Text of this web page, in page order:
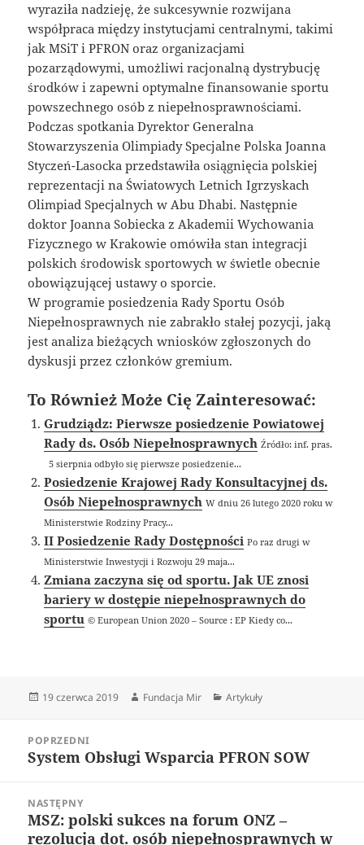
wyraziła nadzieję, że sukcesywnie rozwijana
współpraca między instytucjami centralnymi, takimi
jak MSiT i PFRON oraz organizacjami
pozarządowymi, umożliwi racjonalną dystrybucję
środków i zapewni optymalne finansowanie sportu
powszechnego osób z niepełnosprawnościami.
Podczas spotkania Dyrektor Generalna
Stowarzyszenia Olimpiady Specjalne Polska Joanna
Styczeń-Lasocka przedstawiła osiągnięcia polskiej
reprezentacji na Światowych Letnich Igrzyskach
Olimpiad Specjalnych w Abu Dhabi. Następnie
doktor Joanna Sobiecka z Akademii Wychowania
Fizycznego w Krakowie omówiła stan integracji
polskich środowisk sportowych w świetle obecnie
obowiązującej ustawy o sporcie.
W programie posiedzenia Rady Sportu Osób
Niepełnosprawnych nie zabrakło stałej pozycji, jaką
jest analiza bieżących wniosków zgłoszonych do
dyskusji przez członków gremium.
To Również Może Cię Zainteresować:
Grudziądz: Pierwsze posiedzenie Powiatowej
Rady ds. Osób Niepełnosprawnych Źródło: inf. pras.
5 sierpnia odbyło się pierwsze posiedzenie...
Posiedzenie Krajowej Rady Konsultacyjnej ds.
Osób Niepełnosprawnych W dniu 26 lutego 2020 roku w
Ministerstwie Rodziny Pracy...
II Posiedzenie Rady Dostępności Po raz drugi w
Ministerstwie Inwestycji i Rozwoju 29 maja...
Zmiana zaczyna się od sportu. Jak UE znosi
bariery w dostępie niepełnosprawnych do
sportu © European Union 2020 – Source : EP Kiedy co...
Data
19 czerwca 2019 Autor
Fundacja Mir Kategorie
Artykuły
wpisuPOPRZEDNI
Poprzedni
System Obsługi Wsparcia PFRON SOW
NASTĘPNY
Następny
wpis:
MSZ: polski sukces na forum ONZ –
rezolucja dot. osób niepełnosprawnych w